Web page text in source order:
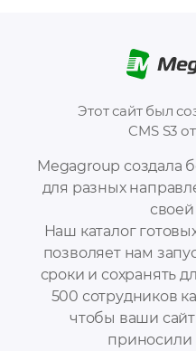
Megagroup создала
для разных
Наш каталог
позволяет нам
сроки и сохранять
500 сотрудников
чтобы ваши
приносили
Этот сайт был
CMS S3